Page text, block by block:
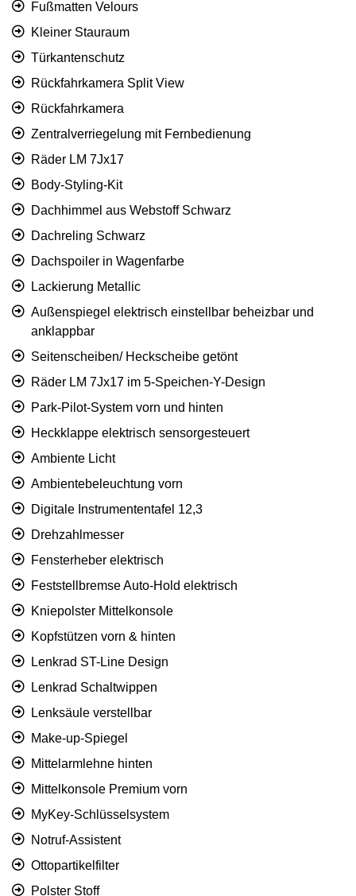
Fußmatten Velours
Kleiner Stauraum
Türkantenschutz
Rückfahrkamera Split View
Rückfahrkamera
Zentralverriegelung mit Fernbedienung
Räder LM 7Jx17
Body-Styling-Kit
Dachhimmel aus Webstoff Schwarz
Dachreling Schwarz
Dachspoiler in Wagenfarbe
Lackierung Metallic
Außenspiegel elektrisch einstellbar beheizbar und
anklappbar
Seitenscheiben/ Heckscheibe getönt
Räder LM 7Jx17 im 5-Speichen-Y-Design
Park-Pilot-System vorn und hinten
Heckklappe elektrisch sensorgesteuert
Ambiente Licht
Ambientebeleuchtung vorn
Digitale Instrumententafel 12,3
Drehzahlmesser
Fensterheber elektrisch
Feststellbremse Auto-Hold elektrisch
Kniepolster Mittelkonsole
Kopfstützen vorn & hinten
Lenkrad ST-Line Design
Lenkrad Schaltwippen
Lenksäule verstellbar
Make-up-Spiegel
Mittelarmlehne hinten
Mittelkonsole Premium vorn
MyKey-Schlüsselsystem
Notruf-Assistent
Ottopartikelfilter
Polster Stoff